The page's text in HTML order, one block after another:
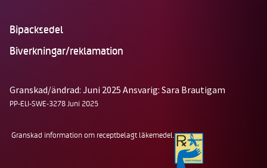
Bipacksedel
Biverkningar/reklamation
Granskad/ändrad: Juni 2025 Ansvarig: Sara Brautigam
PP-ELI-SWE-3278 Juni 2025
Granskad information om receptbelagt läkemedel.